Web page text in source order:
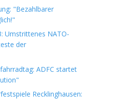
"Bezahlbarer
Umstrittenes NATO-
der
ADFC startet
Recklinghausen: